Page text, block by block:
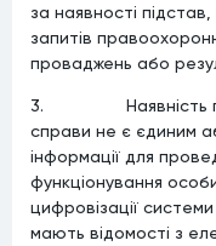
за наявності
запитів
проваджень або
3. Наявність
справи не є єдиним
інформації для
функціонування
цифровізації
мають відомості з